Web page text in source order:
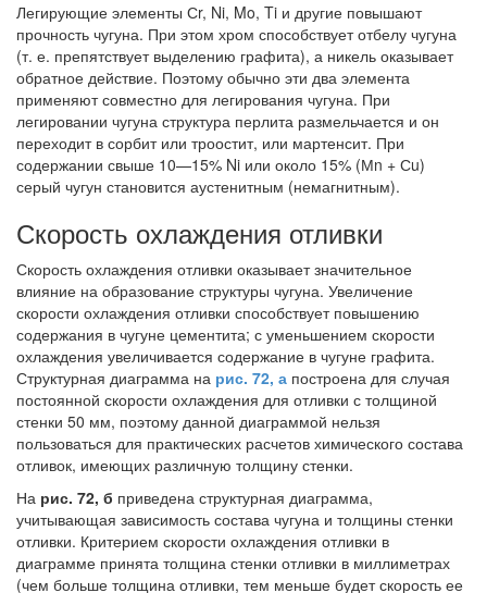
Легирующие элементы Сr, Ni, Mo, Ti и другие повышают
прочность чугуна. При этом хром способствует отбелу чугуна
(т. е. препятствует выделению графита), а никель оказывает
обратное действие. Поэтому обычно эти два элемента
применяют совместно для легирования чугуна. При
легировании чугуна структура перлита размельчается и он
переходит в сорбит или троостит, или мартенсит. При
содержании свыше 10—15% Ni или около 15% (Мn + Сu)
серый чугун становится аустенитным (немагнитным).
Скорость охлаждения отливки
Скорость охлаждения отливки оказывает значительное
влияние на образование структуры чугуна. Увеличение
скорости охлаждения отливки способствует повышению
содержания в чугуне цементита; с уменьшением скорости
охлаждения увеличивается содержание в чугуне графита.
Структурная диаграмма на рис. 72, а построена для случая
постоянной скорости охлаждения для отливки с толщиной
стенки 50 мм, поэтому данной диаграммой нельзя
пользоваться для практических расчетов химического состава
отливок, имеющих различную толщину стенки.
На рис. 72, б приведена структурная диаграмма,
учитывающая зависимость состава чугуна и толщины стенки
отливки. Критерием скорости охлаждения отливки в
диаграмме принята толщина стенки отливки в миллиметрах
(чем больше толщина отливки, тем меньше будет скорость ее